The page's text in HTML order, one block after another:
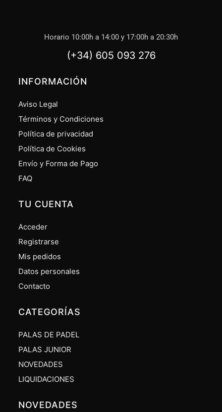
Horario 10:00h a 14:00 y 17:00h a 20:30h
(+34) 605 093 276
INFORMACIÓN
Aviso Legal
Términos y Condiciones
Política de privacidad
Política de Cookies
Envío y Forma de Pago
FAQ
TU CUENTA
Acceder
Registrarse
Mis pedidos
Datos personales
Contacto
CATEGORÍAS
PALAS DE PADEL
PALAS JUNIOR
NOVEDADES
LIQUIDACIONES
NOVEDADES